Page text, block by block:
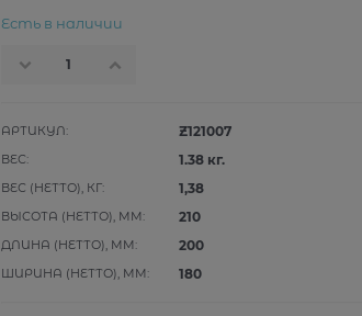
Есть в наличии
АРТИКУЛ: Z121007
ВЕС: 1.38кг.
ВЕС (НЕТТО), КГ: 1,38
ВЫСОТА (НЕТТО), ММ: 210
ДЛИНА (НЕТТО), ММ: 200
ШИРИНА (НЕТТО), ММ: 180